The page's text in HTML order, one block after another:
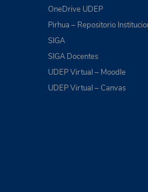
OneDrive UDEP
Pirhua – Repositorio
SIGA
SIGA Docentes
UDEP Virtual – Moodle
UDEP Virtual – Canvas